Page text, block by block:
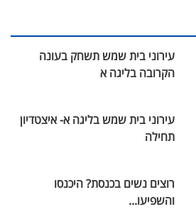
עירוני בית שמש תשחק בעונה
הקרובה בליגה א
עירוני בית שמש בליגה א- איצטדיון
תחילה
רוצים נשים בכנסת? היכנסו
והשפיעו...